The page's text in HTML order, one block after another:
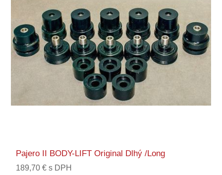
Pajero II BODY-LIFT Original Dlhý /Long
189,70 € s DPH